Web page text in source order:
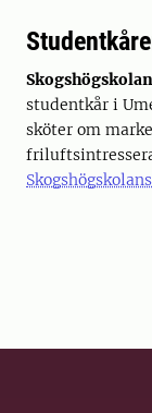
studentkår i
sköter om